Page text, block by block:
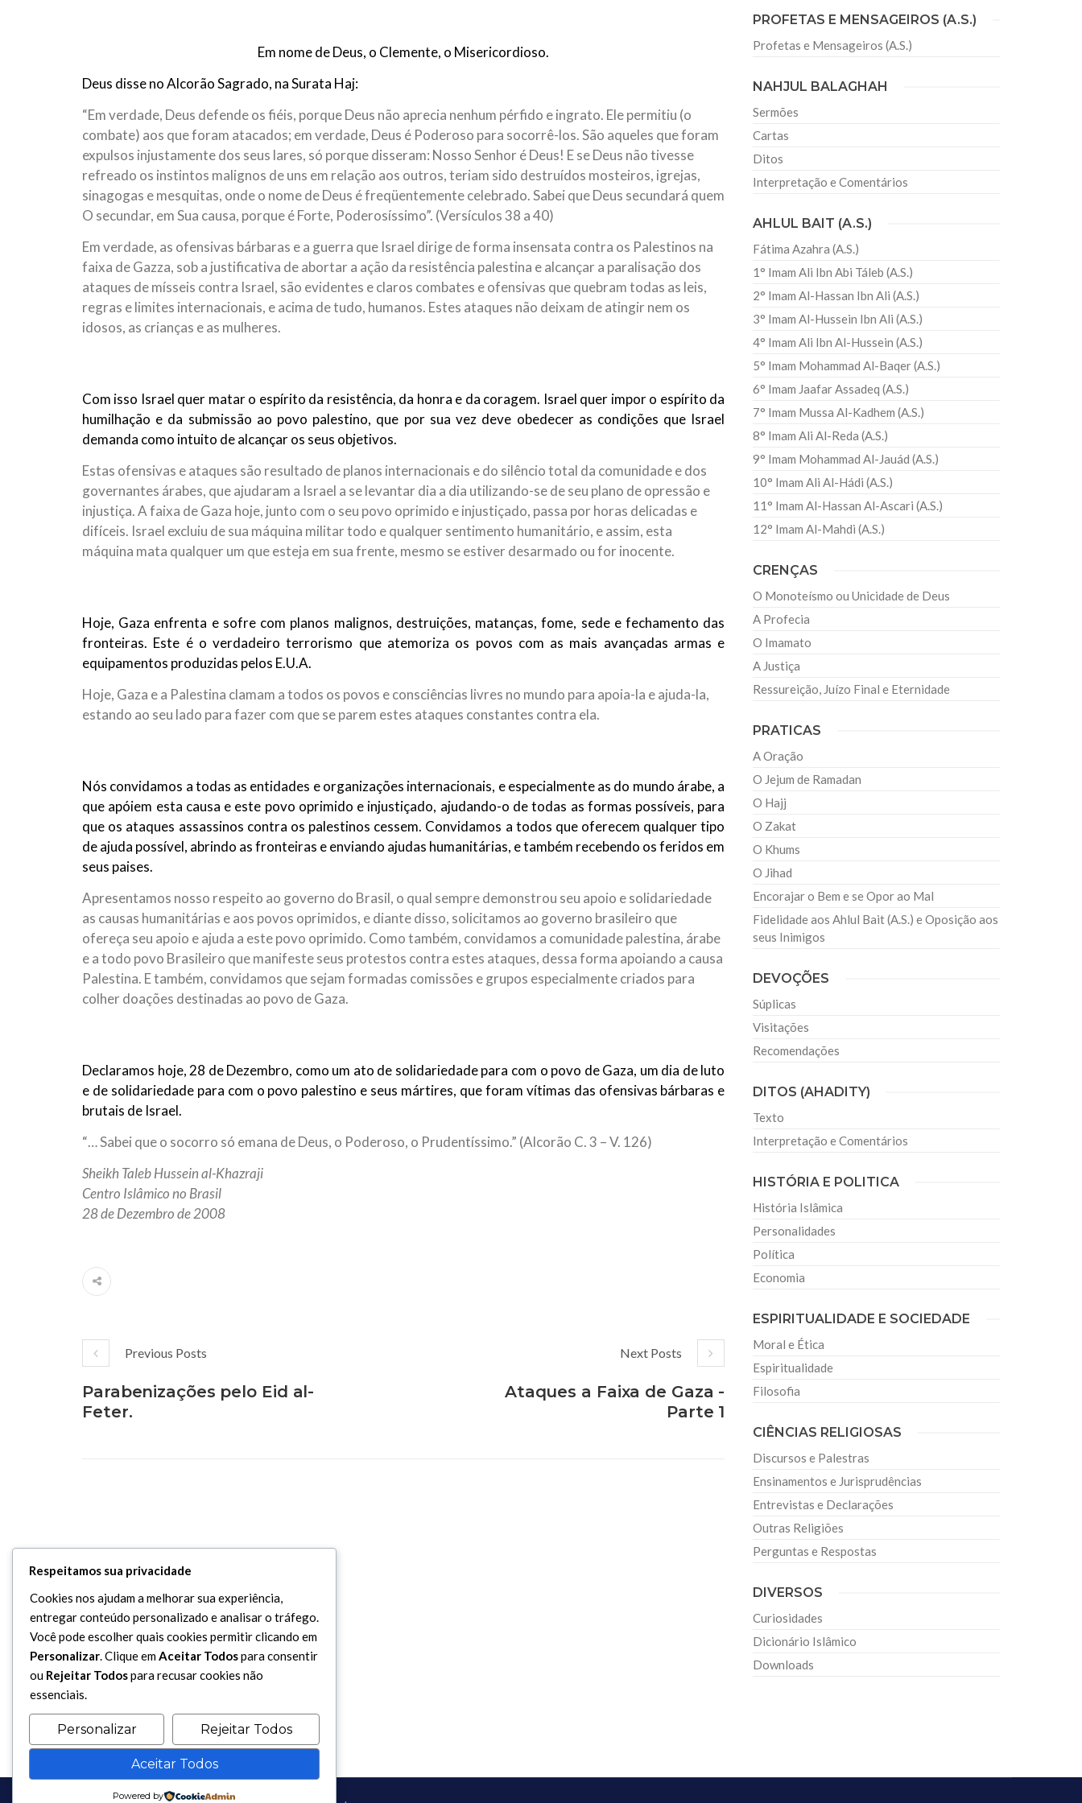
Em nome de Deus, o Clemente, o Misericordioso! Diante da data em que
relembramos o martírio do quarto Imam dos muçulmanos, o Imam Ali Ibn Al-
Centro Islâmico no Brasil recebe o ex-ministro das
Na noite da quinta-feira, 03 de Abril, o Centro Islâmico no Brasil recebeu em sua
sede, em São Paulo, o ex-ministro das Relações Exteriores da República Islâmica
do Irã, Sr. Kamal Kharrazi, que encontra-se visitando
Em nome de Deus, o Clemente, o Misericordioso.
Deus disse no Alcorão Sagrado, na Surata Haj:
“Em verdade, Deus defende os fiéis, porque Deus não aprecia nenhum pérfido e ingrato. Ele permitiu (o
combate) aos que foram atacados; em verdade, Deus é Poderoso para socorrê-los. São aqueles que foram
expulsos injustamente dos seus lares, só porque disseram: Nosso Senhor é Deus! E se Deus não tivesse
refreado os instintos malignos de uns em relação aos outros, teriam sido destruídos mosteiros, igrejas,
sinagogas e mesquitas, onde o nome de Deus é freqüentemente celebrado. Sabei que Deus secundará quem
O secundar, em Sua causa, porque é Forte, Poderosíssimo”. (Versículos 38 a 40)
Em verdade, as ofensivas bárbaras e a guerra que Israel dirige de forma insensata contra os Palestinos na
faixa de Gazza, sob a justificativa de abortar a ação da resistência palestina e alcançar a paralisação dos
ataques de mísseis contra Israel, são evidentes e claros combates e ofensivas que quebram todas as leis,
regras e limites internacionais, e acima de tudo, humanos. Estes ataques não deixam de atingir nem os
idosos, as crianças e as mulheres.
Com isso Israel quer matar o espírito da resistência, da honra e da coragem. Israel quer impor o espírito da
humilhação e da submissão ao povo palestino, que por sua vez deve obedecer as condições que Israel
demanda como intuito de alcançar os seus objetivos.
Estas ofensivas e ataques são resultado de planos internacionais e do silêncio total da comunidade e dos
governantes árabes, que ajudaram a Israel a se levantar dia a dia utilizando-se de seu plano de opressão e
injustiça. A faixa de Gaza hoje, junto com o seu povo oprimido e injustiçado, passa por horas delicadas e
difíceis. Israel excluiu de sua máquina militar todo e qualquer sentimento humanitário, e assim, esta
máquina mata qualquer um que esteja em sua frente, mesmo se estiver desarmado ou for inocente.
Hoje, Gaza enfrenta e sofre com planos malignos, destruições, matanças, fome, sede e fechamento das
fronteiras. Este é o verdadeiro terrorismo que atemoriza os povos com as mais avançadas armas e
equipamentos produzidas pelos E.U.A.
Hoje, Gaza e a Palestina clamam a todos os povos e consciências livres no mundo para apoia-la e ajuda-la,
estando ao seu lado para fazer com que se parem estes ataques constantes contra ela.
Nós convidamos a todas as entidades e organizações internacionais, e especialmente as do mundo árabe, a
que apóiem esta causa e este povo oprimido e injustiçado, ajudando-o de todas as formas possíveis, para
que os ataques assassinos contra os palestinos cessem. Convidamos a todos que oferecem qualquer tipo
de ajuda possível, abrindo as fronteiras e enviando ajudas humanitárias, e também recebendo os feridos em
seus paises.
Apresentamos nosso respeito ao governo do Brasil, o qual sempre demonstrou seu apoio e solidariedade
as causas humanitárias e aos povos oprimidos, e diante disso, solicitamos ao governo brasileiro que
ofereça seu apoio e ajuda a este povo oprimido. Como também, convidamos a comunidade palestina, árabe
e a todo povo Brasileiro que manifeste seus protestos contra estes ataques, dessa forma apoiando a causa
Palestina. E também, convidamos que sejam formadas comissões e grupos especialmente criados para
colher doações destinadas ao povo de Gaza.
Declaramos hoje, 28 de Dezembro, como um ato de solidariedade para com o povo de Gaza, um dia de luto
e de solidariedade para com o povo palestino e seus mártires, que foram vítimas das ofensivas bárbaras e
brutais de Israel.
“… Sabei que o socorro só emana de Deus, o Poderoso, o Prudentíssimo.” (Alcorão C. 3 – V. 126)
Sheikh Taleb Hussein al-Khazraji
Centro Islâmico no Brasil
28 de Dezembro de 2008
Previous Posts
Parabenizações pelo Eid al-
Feter.
Next Posts
Ataques a Faixa de Gaza -
Parte 1
PROFETAS E MENSAGEIROS (A.S.)
Profetas e Mensageiros (A.S.)
NAHJUL BALAGHAH
Sermões
Cartas
Ditos
Interpretação e Comentários
AHLUL BAIT (A.S.)
Fátima Azahra (A.S.)
1° Imam Ali Ibn Abi Táleb (A.S.)
2° Imam Al-Hassan Ibn Ali (A.S.)
3° Imam Al-Hussein Ibn Ali (A.S.)
4° Imam Ali Ibn Al-Hussein (A.S.)
5° Imam Mohammad Al-Baqer (A.S.)
6° Imam Jaafar Assadeq (A.S.)
7° Imam Mussa Al-Kadhem (A.S.)
8° Imam Ali Al-Reda (A.S.)
9° Imam Mohammad Al-Jauád (A.S.)
10° Imam Ali Al-Hádi (A.S.)
11° Imam Al-Hassan Al-Ascari (A.S.)
12° Imam Al-Mahdi (A.S.)
CRENÇAS
O Monoteísmo ou Unicidade de Deus
A Profecia
O Imamato
A Justiça
Ressureição, Juízo Final e Eternidade
PRATICAS
A Oração
O Jejum de Ramadan
O Hajj
O Zakat
O Khums
O Jihad
Encorajar o Bem e se Opor ao Mal
Fidelidade aos Ahlul Bait (A.S.) e Oposição aos
seus Inimigos
DEVOÇÕES
Súplicas
Visitações
Recomendações
DITOS (AHADITY)
Texto
Interpretação e Comentários
HISTÓRIA E POLITICA
História Islâmica
Personalidades
Política
Economia
ESPIRITUALIDADE E SOCIEDADE
Moral e Ética
Espiritualidade
Filosofia
CIÊNCIAS RELIGIOSAS
Discursos e Palestras
Ensinamentos e Jurisprudências
Entrevistas e Declarações
Outras Religiões
Perguntas e Respostas
DIVERSOS
Curiosidades
Dicionário Islâmico
Downloads
Respeitamos sua privacidade
Cookies nos ajudam a melhorar sua experiência,
entregar conteúdo personalizado e analisar o tráfego.
Você pode escolher quais cookies permitir clicando em
Personalizar. Clique emAceitar Todospara consentir
ou Rejeitar Todospara recusar cookies não
essenciais.
Personalizar Rejeitar Todos
Aceitar Todos
Powered by